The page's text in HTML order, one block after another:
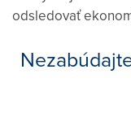
odsledovať